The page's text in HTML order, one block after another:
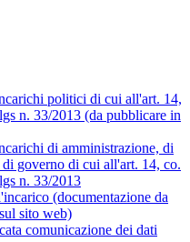
politici di cui all'art. 14,
n. 33/2013 (da pubblicare in
di amministrazione, di
governo di cui all'art. 14, co.
n. 33/2013
(documentazione da
sito web)
comunicazione dei dati